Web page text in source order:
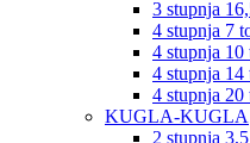
3 stupnja
4 stupnja 7
4 stupnja 10
4 stupnja 14
4 stupnja 20
KUGLA-KUGLA
2 stupnja